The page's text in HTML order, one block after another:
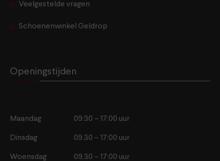
Veelgestelde vragen
Schoenenwinkel Geldrop
Openingstijden
Maandag 09:30 – 17:00 uur
Dinsdag 09.30 – 17:00 uur
Woensdag 09.30 – 17:00 uur